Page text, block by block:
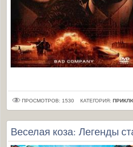
ПРОСМОТРОВ: 1530 КАТЕГОРИЯ:
Веселая коза: Легенды